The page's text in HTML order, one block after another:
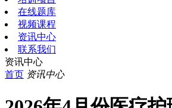
在线题库
视频课程
资讯中心
联系我们
资讯中心
首页 资讯中心